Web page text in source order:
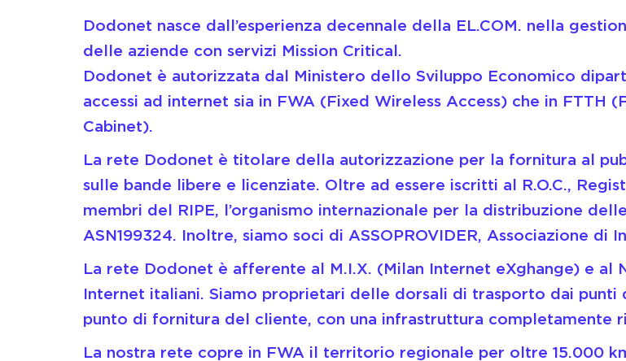
Dodonet nasce dall’esperienza decennale della EL.COM. nella
delle aziende con servizi Mission Critical.
Dodonet è autorizzata dal Ministero dello Sviluppo Economico
accessi ad internet sia in FWA (Fixed Wireless Access) che in FTTH
Cabinet).
La rete Dodonet è titolare della autorizzazione per la fornitura al
sulle bande libere e licenziate. Oltre ad essere iscritti al R.O.C.,
membri del RIPE, l’organismo internazionale per la distribuzione
ASN199324. Inoltre, siamo soci di ASSOPROVIDER, Associazione di
La rete Dodonet è afferente al M.I.X. (Milan Internet eXghange) e al
Internet italiani. Siamo proprietari delle dorsali di trasporto dai
punto di fornitura del cliente, con una infrastruttura completamente
La nostra rete copre in FWA il territorio regionale per oltre 15.000